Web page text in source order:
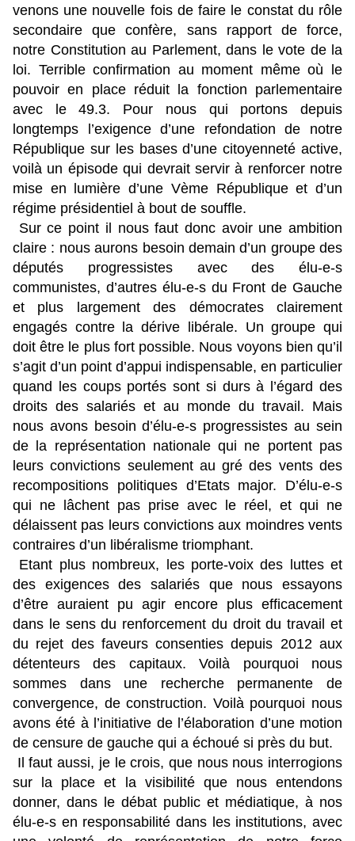
venons une nouvelle fois de faire le constat du rôle
secondaire que confère, sans rapport de force,
notre Constitution au Parlement, dans le vote de la
loi. Terrible confirmation au moment même où le
pouvoir en place réduit la fonction parlementaire
avec le 49.3. Pour nous qui portons depuis
longtemps l’exigence d’une refondation de notre
République sur les bases d’une citoyenneté active,
voilà un épisode qui devrait servir à renforcer notre
mise en lumière d’une Vème République et d’un
régime présidentiel à bout de souffle.
Sur ce point il nous faut donc avoir une ambition
claire : nous aurons besoin demain d’un groupe des
députés progressistes avec des élu-e-s
communistes, d’autres élu-e-s du Front de Gauche
et plus largement des démocrates clairement
engagés contre la dérive libérale. Un groupe qui
doit être le plus fort possible. Nous voyons bien qu’il
s’agit d’un point d’appui indispensable, en particulier
quand les coups portés sont si durs à l’égard des
droits des salariés et au monde du travail. Mais
nous avons besoin d’élu-e-s progressistes au sein
de la représentation nationale qui ne portent pas
leurs convictions seulement au gré des vents des
recompositions politiques d’Etats major. D’élu-e-s
qui ne lâchent pas prise avec le réel, et qui ne
délaissent pas leurs convictions aux moindres vents
contraires d’un libéralisme triomphant.
Etant plus nombreux, les porte-voix des luttes et
des exigences des salariés que nous essayons
d’être auraient pu agir encore plus efficacement
dans le sens du renforcement du droit du travail et
du rejet des faveurs consenties depuis 2012 aux
détenteurs des capitaux. Voilà pourquoi nous
sommes dans une recherche permanente de
convergence, de construction. Voilà pourquoi nous
avons été à l’initiative de l’élaboration d’une motion
de censure de gauche qui a échoué si près du but.
Il faut aussi, je le crois, que nous nous interrogions
sur la place et la visibilité que nous entendons
donner, dans le débat public et médiatique, à nos
élu-e-s en responsabilité dans les institutions, avec